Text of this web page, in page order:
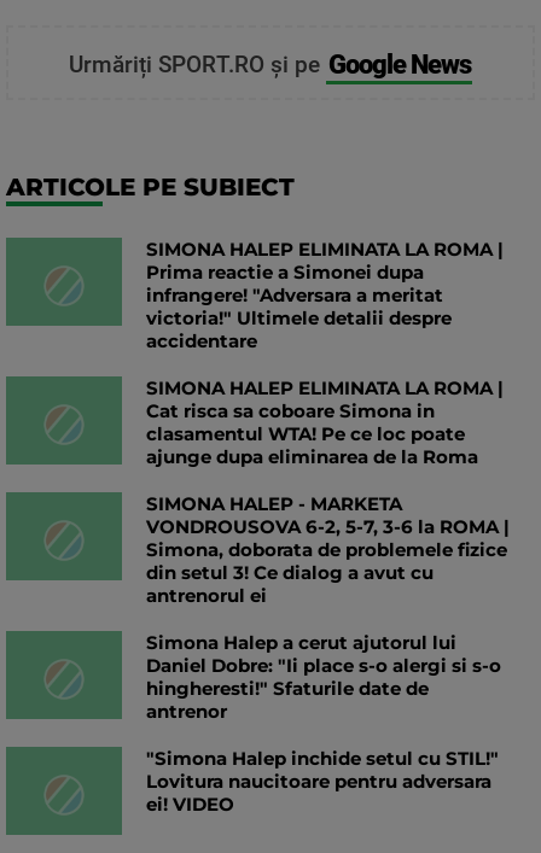
Urmăriți SPORT.RO și pe Google News
ARTICOLE PE SUBIECT
SIMONA HALEP ELIMINATA LA ROMA |
Prima reactie a Simonei dupa
infrangere! "Adversara a meritat
victoria!" Ultimele detalii despre
accidentare
SIMONA HALEP ELIMINATA LA ROMA |
Cat risca sa coboare Simona in
clasamentul WTA! Pe ce loc poate
ajunge dupa eliminarea de la Roma
SIMONA HALEP - MARKETA
VONDROUSOVA 6-2, 5-7, 3-6 la ROMA |
Simona, doborata de problemele fizice
din setul 3! Ce dialog a avut cu
antrenorul ei
Simona Halep a cerut ajutorul lui
Daniel Dobre: "Ii place s-o alergi si s-o
hingheresti!" Sfaturile date de
antrenor
"Simona Halep inchide setul cu STIL!"
Lovitura naucitoare pentru adversara
ei! VIDEO